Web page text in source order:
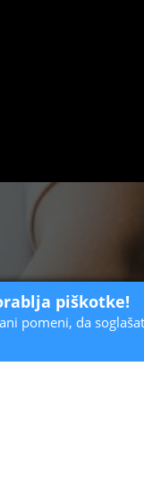
piškotke!
pomeni, da